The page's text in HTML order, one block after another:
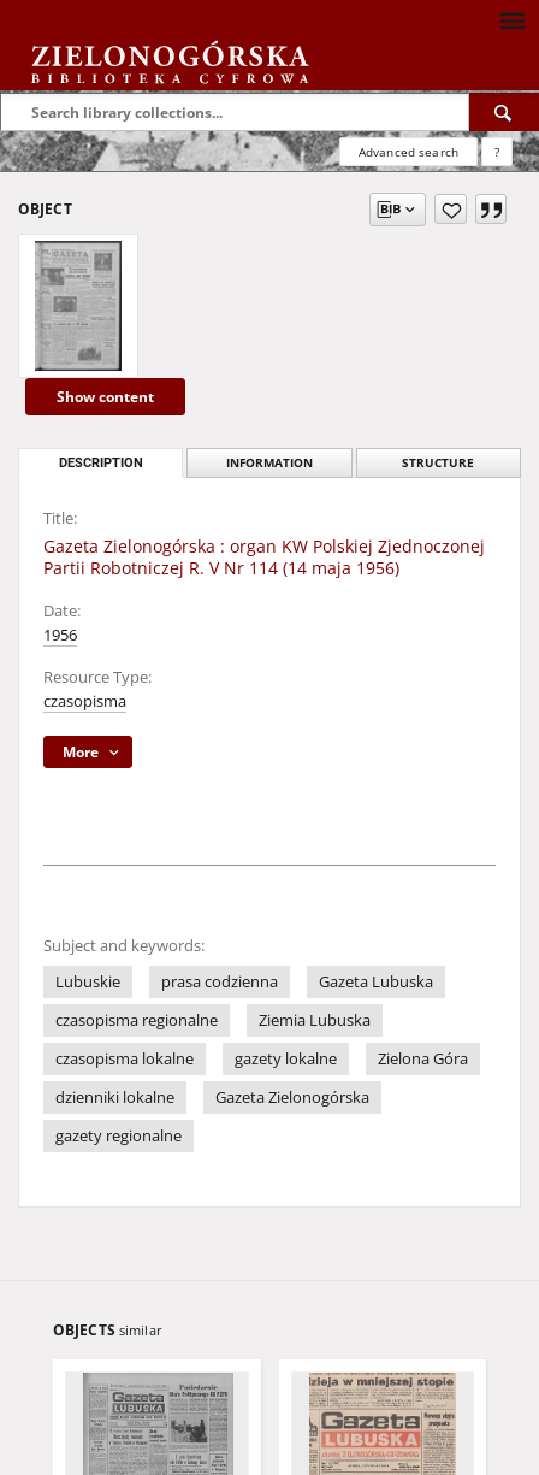
Advanced search ?
OBJECT
Show content
DESCRIPTION INFORMATION STRUCTURE
Title:
Gazeta Zielonogórska : organ KW Polskiej Zjednoczonej
Partii Robotniczej R. V Nr 114 (14 maja 1956)
Date:
1956
Resource Type:
czasopisma
More
Subject and keywords:
Lubuskie
prasa codzienna
Gazeta Lubuska
czasopisma regionalne
Ziemia Lubuska
czasopisma lokalne
gazety lokalne
Zielona Góra
dzienniki lokalne
Gazeta Zielonogórska
gazety regionalne
OBJECTS similar